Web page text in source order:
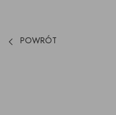
POWRÓT